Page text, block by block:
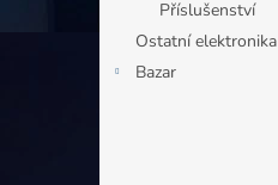
Příslušenství
Ostatní elektronika
Bazar